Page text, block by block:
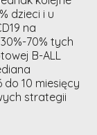
dzieci i u
na
70% tych
B-ALL
10 miesięcy
strategii